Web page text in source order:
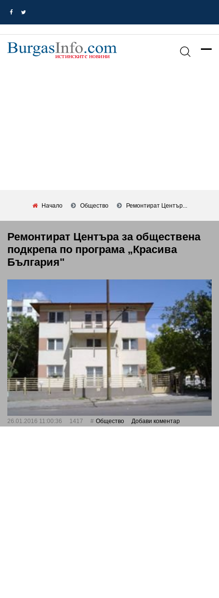
Начало Общество Ремонтират Център...
Ремонтират Центъра за обществена
подкрепа по програма „Красива
България"
26.01.2016 11:00:36 1417 Общество Добави коментар